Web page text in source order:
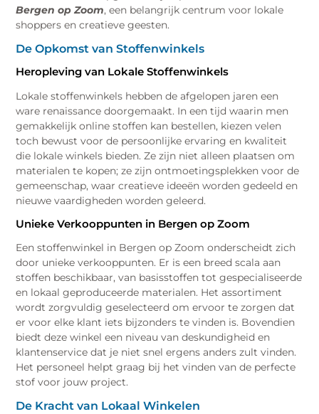
Bergen op Zoom, een belangrijk centrum voor lokale
shoppers en creatieve geesten.
De Opkomst van Stoffenwinkels
Heropleving van Lokale Stoffenwinkels
Lokale stoffenwinkels hebben de afgelopen jaren een
ware renaissance doorgemaakt. In een tijd waarin men
gemakkelijk online stoffen kan bestellen, kiezen velen
toch bewust voor de persoonlijke ervaring en kwaliteit
die lokale winkels bieden. Ze zijn niet alleen plaatsen om
materialen te kopen; ze zijn ontmoetingsplekken voor de
gemeenschap, waar creatieve ideeën worden gedeeld en
nieuwe vaardigheden worden geleerd.
Unieke Verkooppunten in Bergen op Zoom
Een stoffenwinkel in Bergen op Zoom onderscheidt zich
door unieke verkooppunten. Er is een breed scala aan
stoffen beschikbaar, van basisstoffen tot gespecialiseerde
en lokaal geproduceerde materialen. Het assortiment
wordt zorgvuldig geselecteerd om ervoor te zorgen dat
er voor elke klant iets bijzonders te vinden is. Bovendien
biedt deze winkel een niveau van deskundigheid en
klantenservice dat je niet snel ergens anders zult vinden.
Het personeel helpt graag bij het vinden van de perfecte
stof voor jouw project.
De Kracht van Lokaal Winkelen